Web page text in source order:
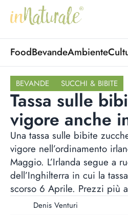
FoodBevandeAmbiente
BEVANDE SUCCHI & BIBITE
Tassa sulle
vigore anche
Una tassa sulle bibite
vigore nell’ordinamento
Maggio. L’Irlanda segue a
dell’Inghilterra in cui la
scorso 6 Aprile. Prezzi più
Denis Venturi